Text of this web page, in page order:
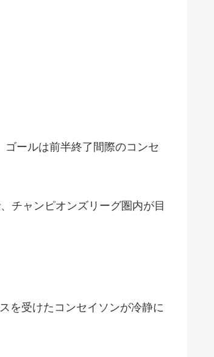
ールは前半終了間際のコンセ
チャンピオンズリーグ圏内が目
を受けたコンセイソンが冷静に